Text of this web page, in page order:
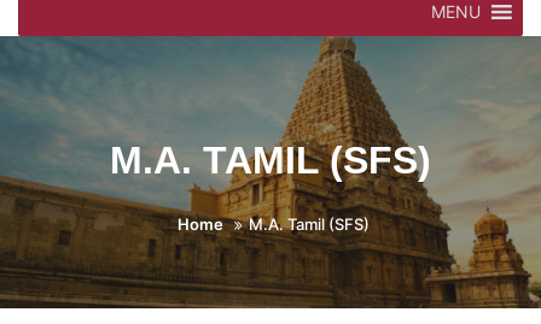
MENU
M.A. TAMIL (SFS)
Home M.A. Tamil (SFS)